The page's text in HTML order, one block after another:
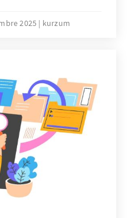
engagieren
und
Soldaten bei
2025 kurzum